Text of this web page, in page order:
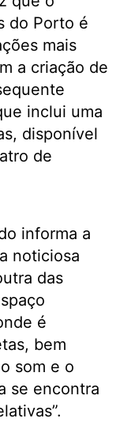
do Porto é
mais
a criação de
inclui uma
disponível
de
informa a
noticiosa
das
é
bem
som e o
se encontra